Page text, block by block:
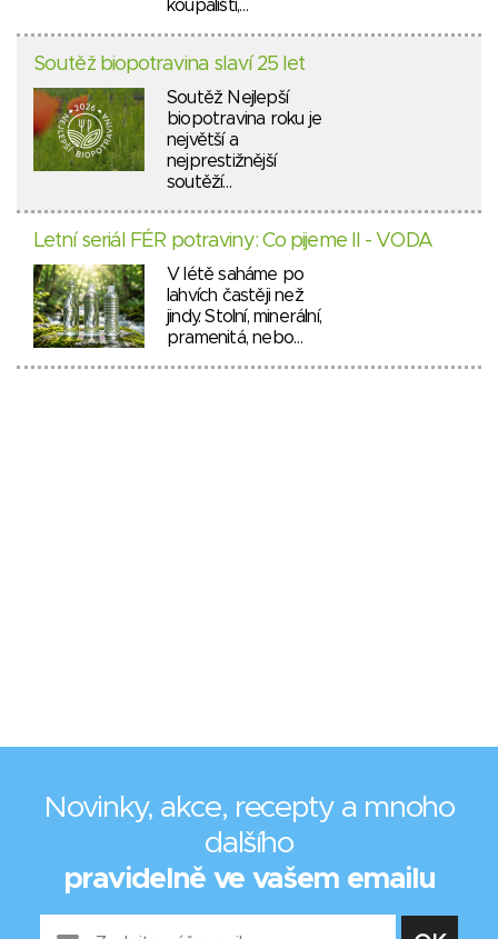
koupališti,…
Soutěž biopotravina slaví 25 let
Soutěž Nejlepší
biopotravina roku je
největší a
nejprestižnější
soutěží…
Letní seriál FÉR potraviny: Co pijeme II - VODA
V létě saháme po
lahvích častěji než
jindy. Stolní, minerální,
pramenitá, nebo…
Novinky, akce, recepty a mnoho
dalšího
pravidelně ve vašem emailu